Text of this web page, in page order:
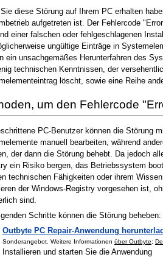
diese Störung auf Ihrem PC erhalten
aufgetreten ist. Der Fehlercode
einer falschen oder fehlgeschlagenen
ungültige Einträge in
ein unsachgemäßes Herunterfahren des
technischen Kenntnissen, der
löscht, sowie eine Reihe
um den Fehlercode
PC-Benutzer können die Störung
manuell bearbeiten, während
der dann die Störung behebt. Da jedoch
ein Risiko bergen, das Betriebssystem
technischen Fähigkeiten oder ihrem
der Windows-Registry vorgesehen ist,
sind.
Schritte können die Störung beheben:
Outbyte PC Repair-Anwendung
Sonderangebot. Weitere Informationen über Outbyte;
Installieren und starten Sie die Anwendung